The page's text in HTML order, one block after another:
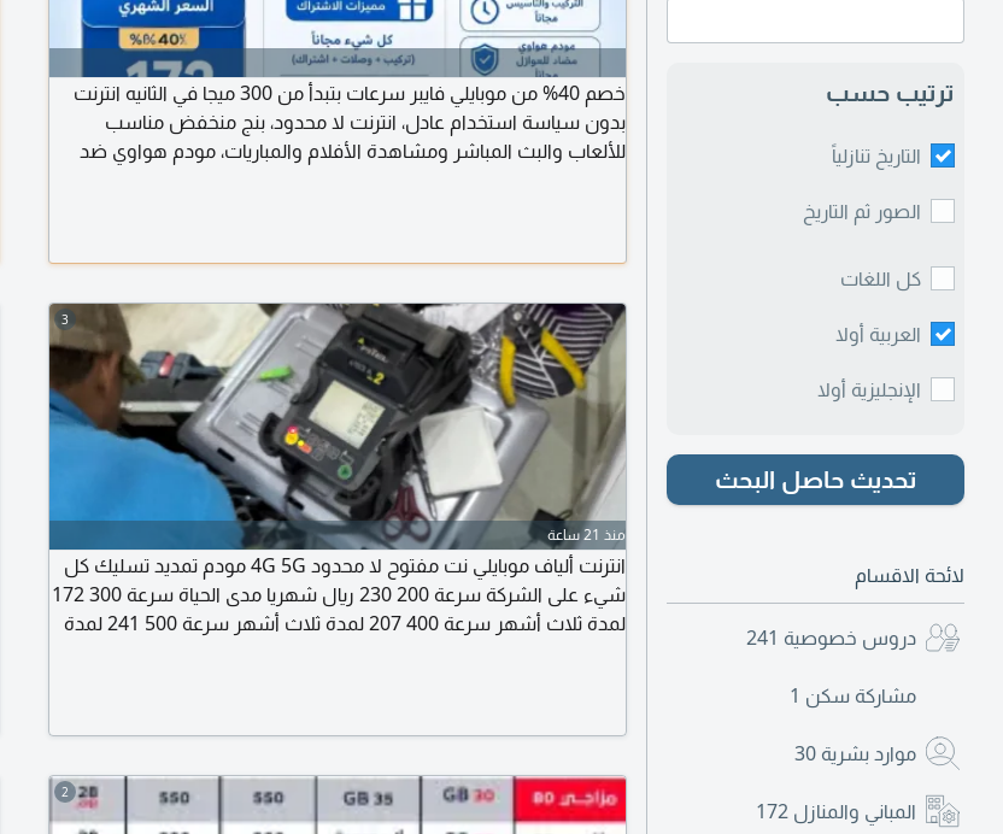
ترتيب حسب
التاريخ تنازلياً
الصور ثم التاريخ
كل اللغات
العربية أولا
الإنجليزية أولا
تحديث حاصل البحث
لائحة الاقسام
دروس خصوصية 241
مشاركة سكن 1
موارد بشرية 30
المباني والمنازل 172
خصم 40% من موبايلي فايبر سرعات بتبدأ من 300 ميجا في الثانيه انترنت
بدون سياسة استخدام عادل، انترنت لا محدود، بنج منخفض مناسب
للألعاب والبث المباشر ومشاهدة الأفلام والمباريات، مودم هواوي ضد
3
منذ 21 ساعة
انترنت ألياف موبايلي نت مفتوح لا محدود 4G 5G مودم تمديد تسليك كل
شيء على الشركة سرعة 200 230 ريال شهريا مدى الحياة سرعة 300 172
لمدة ثلاث أشهر سرعة 400 207 لمدة ثلاث أشهر سرعة 500 241 لمدة
2